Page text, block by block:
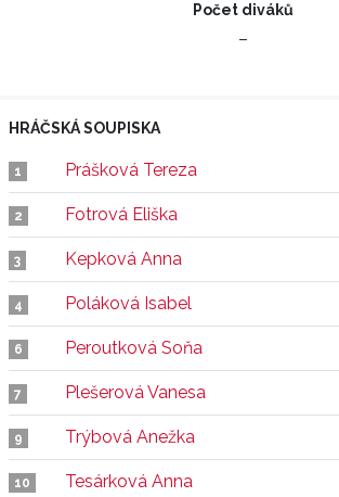
Počet diváků
–
HRÁČSKÁ SOUPISKA
1 Prášková Tereza
2 Fotrová Eliška
3 Kepková Anna
4 Poláková Isabel
6 Peroutková Soňa
7 Plešerová Vanesa
9 Trýbová Anežka
10 Tesárková Anna